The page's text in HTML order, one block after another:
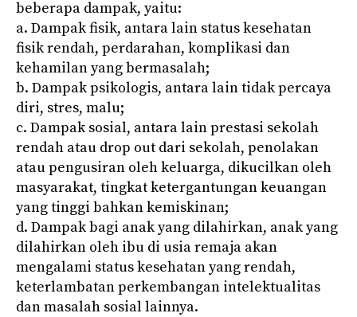
beberapa dampak, yaitu:
a. Dampak fisik, antara lain status kesehatan
fisik rendah, perdarahan, komplikasi dan
kehamilan yang bermasalah;
b. Dampak psikologis, antara lain tidak percaya
diri, stres, malu;
c. Dampak sosial, antara lain prestasi sekolah
rendah atau drop out dari sekolah, penolakan
atau pengusiran oleh keluarga, dikucilkan oleh
masyarakat, tingkat ketergantungan keuangan
yang tinggi bahkan kemiskinan;
d. Dampak bagi anak yang dilahirkan, anak yang
dilahirkan oleh ibu di usia remaja akan
mengalami status kesehatan yang rendah,
keterlambatan perkembangan intelektualitas
dan masalah sosial lainnya.